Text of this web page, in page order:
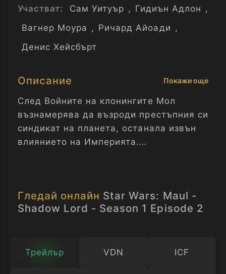
Участват: Сам Уитуър , Гидиън Адлон ,
Вагнер Моура , Ричард Айоади ,
Денис Хейсбърт
Описание Покажи още
След Войните на клонингите Мол
възнамерява да възроди престъпния си
синдикат на планета, останала извън
влиянието на Империята.
Гледай онлайн Star Wars: Maul -
Shadow Lord - Season 1 Episode 2
Трейлър VDN ICF